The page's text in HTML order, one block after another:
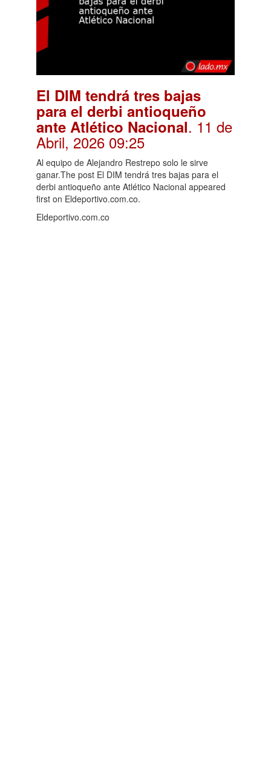
El DIM tendrá tres bajas
para el derbi antioqueño
ante Atlético Nacional. 11 de
Abril, 2026 09:25
Al equipo de Alejandro Restrepo solo le sirve
ganar.The post El DIM tendrá tres bajas para el
derbi antioqueño ante Atlético Nacional appeared
first on Eldeportivo.com.co.
Eldeportivo.com.co